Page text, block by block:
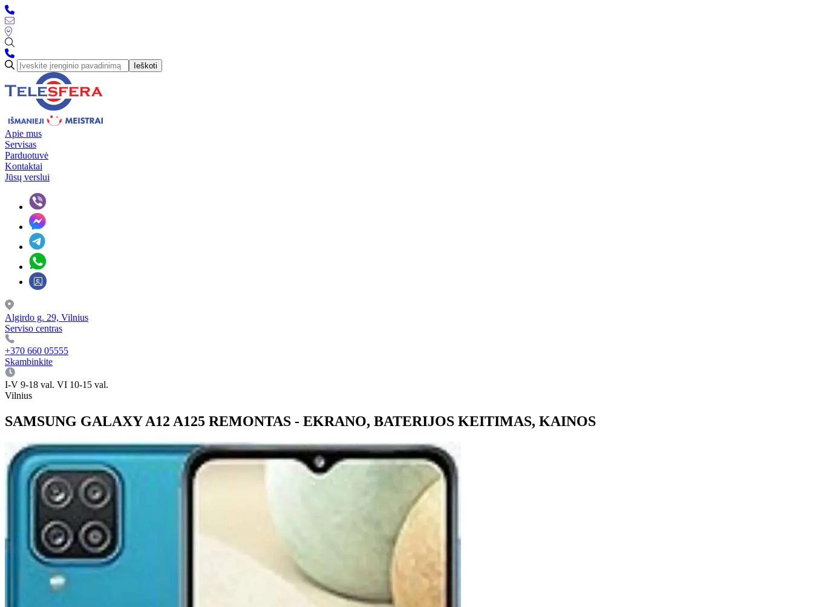
Ieškoti
Apie mus
Servisas
Parduotuvė
Kontaktai
Jūsų verslui
Algirdo g. 29, Vilnius
Serviso centras
+370 660 05555
Skambinkite
I-V 9-18 val. VI 10-15 val.
Vilnius
SAMSUNG GALAXY A12 A125 REMONTAS - EKRANO, BATERIJOS KEITIMAS, KAINOS